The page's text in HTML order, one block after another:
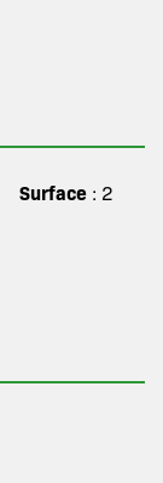
Surface: 2